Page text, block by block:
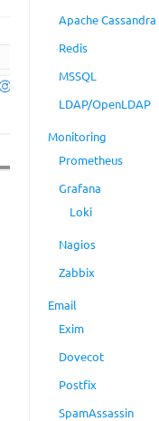
Apache Cassandra
Redis
MSSQL
LDAP/OpenLDAP
Monitoring
Prometheus
Grafana
Loki
Nagios
Zabbix
Email
Exim
Dovecot
Postfix
SpamAssassin